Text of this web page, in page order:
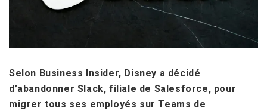
Selon Business Insider, Disney a décidé
d’abandonner Slack, filiale de Salesforce, pour
migrer tous ses employés sur Teams de